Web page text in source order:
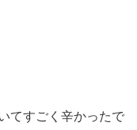
てすごく辛かったで